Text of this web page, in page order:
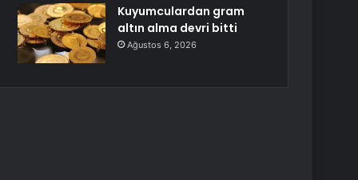
Kuyumculardan gram
altın alma devri bitti
Ağustos 6, 2026